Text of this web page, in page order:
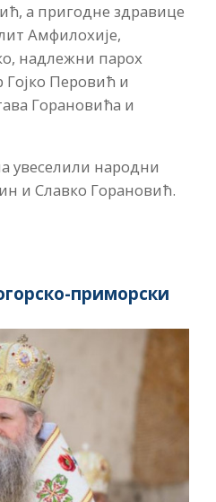
а пригодне здравице
Амфилохије,
надлежни парох
Гојко Перовић и
Горановића и
увеселили народни
и Славко Горановић.
приморски